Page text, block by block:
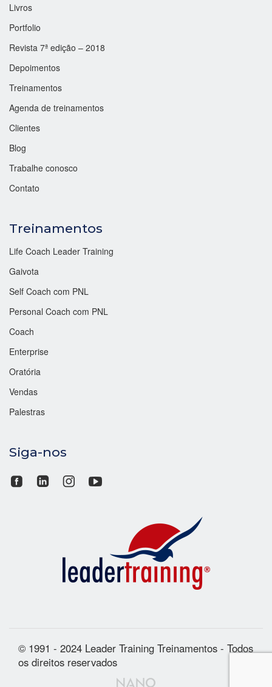
Livros
Portfolio
Revista 7ª edição – 2018
Depoimentos
Treinamentos
Agenda de treinamentos
Clientes
Blog
Trabalhe conosco
Contato
Treinamentos
Life Coach Leader Training
Gaivota
Self Coach com PNL
Personal Coach com PNL
Coach
Enterprise
Oratória
Vendas
Palestras
Siga-nos
© 1991 - 2024 Leader Training Treinamentos - Todos
os direitos reservados